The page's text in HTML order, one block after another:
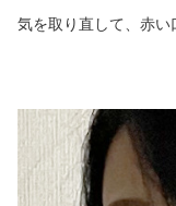
気を取り直して、赤い